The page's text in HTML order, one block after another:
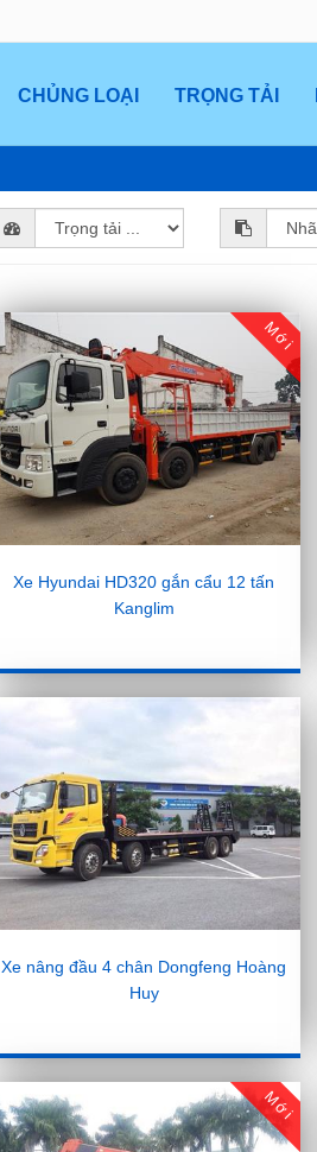
CHỦNG LOẠI TRỌNG TẢI
Mới
Xe Hyundai HD320 gắn cẩu 12 tấn
Kanglim
Xe nâng đầu 4 chân Dongfeng Hoàng
Huy
Mới